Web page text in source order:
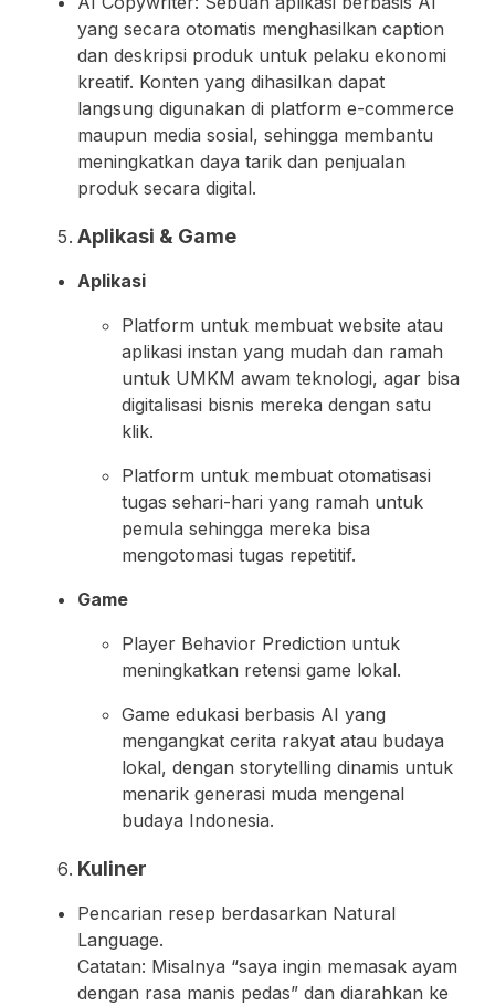
yang secara otomatis menghasilkan caption
dan deskripsi produk untuk pelaku ekonomi
kreatif. Konten yang dihasilkan dapat
langsung digunakan di platform e-commerce
maupun media sosial, sehingga membantu
meningkatkan daya tarik dan penjualan
produk secara digital.
Aplikasi & Game
Aplikasi
Platform untuk membuat website atau
aplikasi instan yang mudah dan ramah
untuk UMKM awam teknologi, agar bisa
digitalisasi bisnis mereka dengan satu
klik.
Platform untuk membuat otomatisasi
tugas sehari-hari yang ramah untuk
pemula sehingga mereka bisa
mengotomasi tugas repetitif.
Game
Player Behavior Prediction untuk
meningkatkan retensi game lokal.
Game edukasi berbasis AI yang
mengangkat cerita rakyat atau budaya
lokal, dengan storytelling dinamis untuk
menarik generasi muda mengenal
budaya Indonesia.
Kuliner
Pencarian resep berdasarkan Natural
Language.
Catatan: Misalnya “saya ingin memasak ayam
dengan rasa manis pedas” dan diarahkan ke